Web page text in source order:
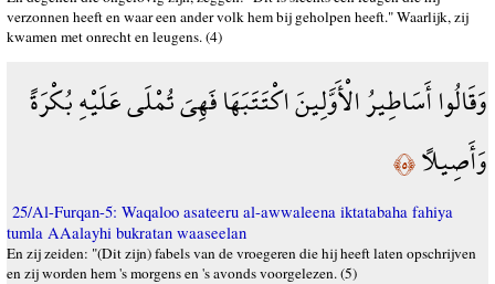
verzonnen heeft en waar een ander volk hem bij geholpen heeft." Waarlijk, zij
kwamen met onrecht en leugens. (4)
وَقَالُوا أَسَاطِيرُ الْأَوَّلِينَ اكْتَتَبَهَا فَهِيَ تُمْلَى عَلَيْهِ بُكْرَةً
وَأَصِيلًا﴿٥﴾
25/Al-Furqan-5: Waqaloo asateeru al-awwaleena iktatabaha fahiya
tumla AAalayhi bukratan waaseelan
En zij zeiden: "(Dit zijn) fabels van de vroegeren die hij heeft laten opschrijven
en zij worden hem 's morgens en 's avonds voorgelezen. (5)